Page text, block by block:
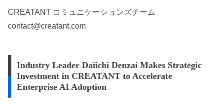
CREATANT コミュニケーションズチーム
contact@creatant.com
Industry Leader Daiichi Denzai Makes Strategic
Investment in CREATANT to Accelerate
Enterprise AI Adoption